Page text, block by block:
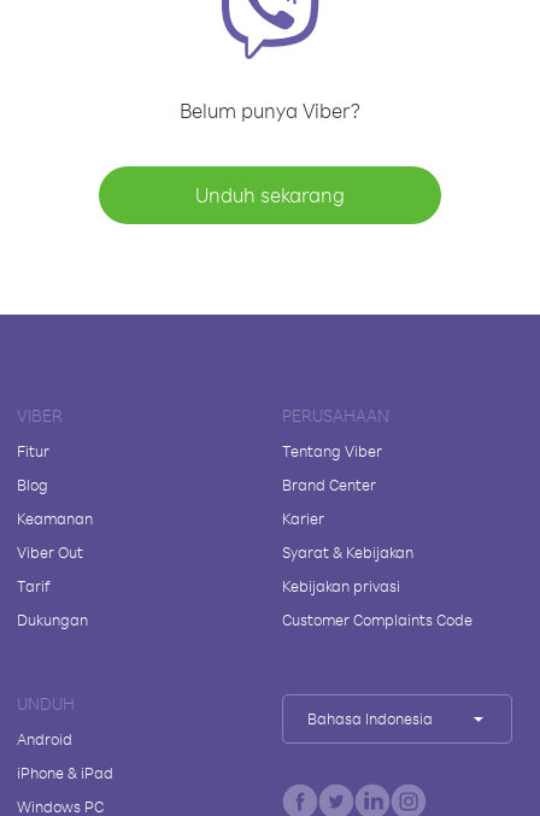
Belum punya Viber?
Unduh sekarang
VIBER
Fitur
Blog
Keamanan
Viber Out
Tarif
Dukungan
PERUSAHAAN
Tentang Viber
Brand Center
Karier
Syarat & Kebijakan
Kebijakan privasi
Customer Complaints Code
UNDUH
Android
iPhone & iPad
Windows PC
Bahasa Indonesia